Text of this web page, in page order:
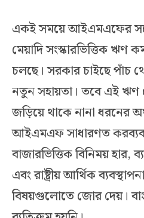
একই সময়ে আইএমএফের
মেয়াদি সংস্কারভিত্তিক ঋণ
চলছে। সরকার চাইছে পাঁচ
নতুন সহায়তা। তবে এই ঋণ
জড়িয়ে থাকে নানা ধরনের
আইএমএফ সাধারণত
বাজারভিত্তিক বিনিময় হার,
এবং রাষ্ট্রীয় আর্থিক
বিষয়গুলোতে জোর দেয়।